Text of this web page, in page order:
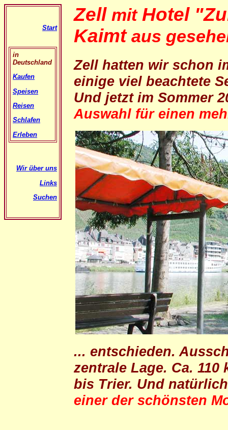
Start
in
Deutschland
Kaufen
Speisen
Reisen
Schlafen
Erleben
Wir über uns
Links
Suchen
Zell mitHotel
Kaimt aus
Zell hatten wir schon
einige viel beachtete
Und jetzt im Sommer
Auswahl für einen
... entschieden.
zentrale Lage. Ca. 110
bis Trier. Und
einer der schönsten